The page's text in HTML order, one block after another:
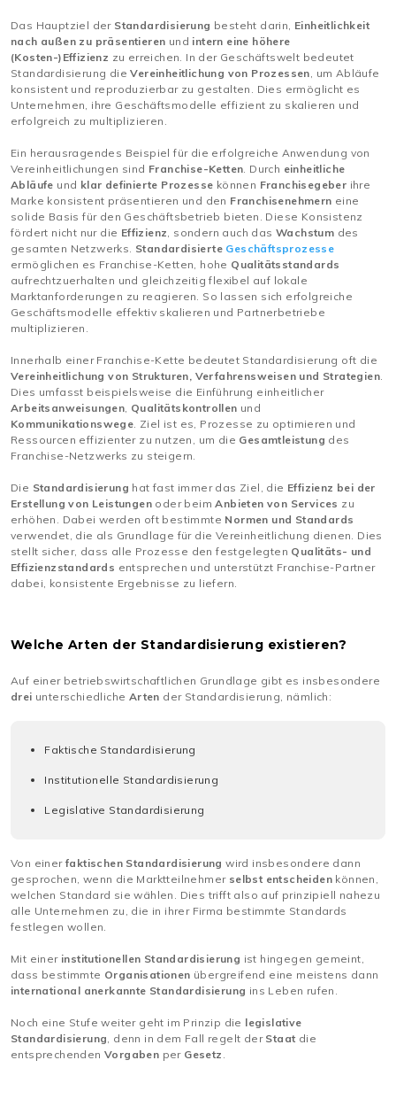
Das Hauptziel der Standardisierung besteht darin, Einheitlichkeit
nach außen zu präsentieren und intern eine höhere
(Kosten-)Effizienz zu erreichen. In der Geschäftswelt bedeutet
Standardisierung dieVereinheitlichung von Prozessen, um Abläufe
konsistent und reproduzierbar zu gestalten. Dies ermöglicht es
Unternehmen, ihre Geschäftsmodelle effizient zu skalieren und
erfolgreich zu multiplizieren.
Ein herausragendes Beispiel für die erfolgreiche Anwendung von
Vereinheitlichungen sind Franchise-Ketten. Durch einheitliche
Abläufe und klar definierte Prozesse können Franchisegeber ihre
Marke konsistent präsentieren und den Franchisenehmern eine
solide Basis für den Geschäftsbetrieb bieten. Diese Konsistenz
fördert nicht nur die Effizienz, sondern auch dasWachstum des
gesamten Netzwerks. Standardisierte Geschäftsprozesse
ermöglichen es Franchise-Ketten, hohe Qualitätsstandards
aufrechtzuerhalten und gleichzeitig flexibel auf lokale
Marktanforderungen zu reagieren. So lassen sich erfolgreiche
Geschäftsmodelle effektiv skalieren und Partnerbetriebe
multiplizieren.
Innerhalb einer Franchise-Kette bedeutet Standardisierung oft die
Vereinheitlichung von Strukturen, Verfahrensweisen und Strategien.
Dies umfasst beispielsweise die Einführung einheitlicher
Arbeitsanweisungen, Qualitätskontrollen und
Kommunikationswege. Ziel ist es, Prozesse zu optimieren und
Ressourcen effizienter zu nutzen, um die Gesamtleistung des
Franchise-Netzwerks zu steigern.
Die Standardisierung hat fast immer das Ziel, die Effizienz bei der
Erstellung von Leistungen oder beimAnbieten von Services zu
erhöhen. Dabei werden oft bestimmte Normen und Standards
verwendet, die als Grundlage für die Vereinheitlichung dienen. Dies
stellt sicher, dass alle Prozesse den festgelegten Qualitäts- und
Effizienzstandards entsprechen und unterstützt Franchise-Partner
dabei, konsistente Ergebnisse zu liefern.
Welche Arten der Standardisierung existieren?
Auf einer betriebswirtschaftlichen Grundlage gibt es insbesondere
drei unterschiedliche Arten der Standardisierung, nämlich:
Faktische Standardisierung
Institutionelle Standardisierung
Legislative Standardisierung
Von einerfaktischen Standardisierung wird insbesondere dann
gesprochen, wenn die Marktteilnehmer selbst entscheiden können,
welchen Standard sie wählen. Dies trifft also auf prinzipiell nahezu
alle Unternehmen zu, die in ihrer Firma bestimmte Standards
festlegen wollen.
Mit einer institutionellen Standardisierung ist hingegen gemeint,
dass bestimmte Organisationen übergreifend eine meistens dann
international anerkannte Standardisierung ins Leben rufen.
Noch eine Stufe weiter geht im Prinzip die legislative
Standardisierung, denn in dem Fall regelt der Staat die
entsprechendenVorgaben per Gesetz .